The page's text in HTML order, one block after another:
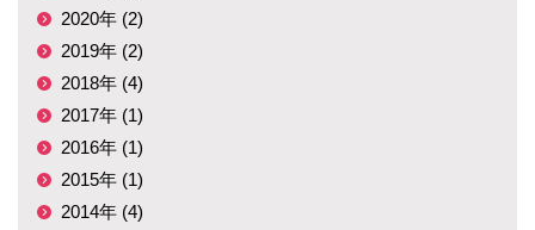
2020年 (2)
2019年 (2)
2018年 (4)
2017年 (1)
2016年 (1)
2015年 (1)
2014年 (4)